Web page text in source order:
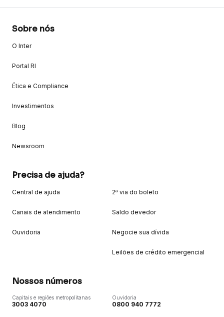
Sobre nós
O Inter
Portal RI
Ética e Compliance
Investimentos
Blog
Newsroom
Precisa de ajuda?
Central de ajuda
Canais de atendimento
Ouvidoria
2ª via do boleto
Saldo devedor
Negocie sua dívida
Leilões de crédito emergencial
Nossos números
Capitais e regiões metropolitanas
3003 4070
Ouvidoria
0800 940 7772